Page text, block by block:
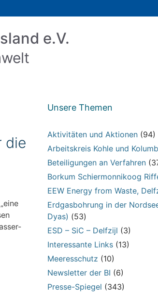
e.V.
die
Unsere Themen
Aktivitäten und Aktionen(94)
Arbeitskreis Kohle und
Beteiligungen an Verfahren
Borkum Schiermonnikoog
EEW Energy from Waste,
Erdgasbohrung in der
Dyas) (53)
ESD – SiC – Delfzijl (3)
Interessante Links(13)
Meeresschutz (10)
Newsletter der BI (6)
Presse-Spiegel (343)